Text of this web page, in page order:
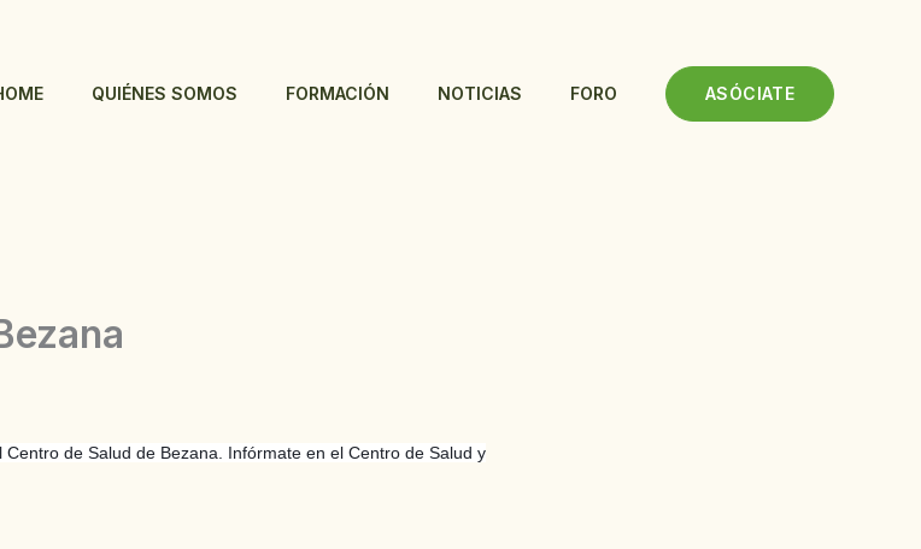
QUIÉNES SOMOS FORMACIÓN NOTICIAS FORO ASÓCIATE
de Salud de Bezana. Infórmate en el Centro de Salud y